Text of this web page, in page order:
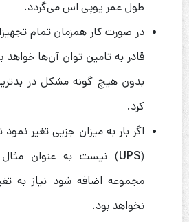
طول عمر یوپی اس می‌گردد.
در صورت کار همزمان تمام
قادر به تامین توان آن‌ها خواهد
بدون هیچ گونه مشکل در
کرد.
اگر بار به میزان جزیی تغیر
(
UPS) نیست به عنوان مثال
مجموعه اضافه شود نیاز به
نخواهد بود.